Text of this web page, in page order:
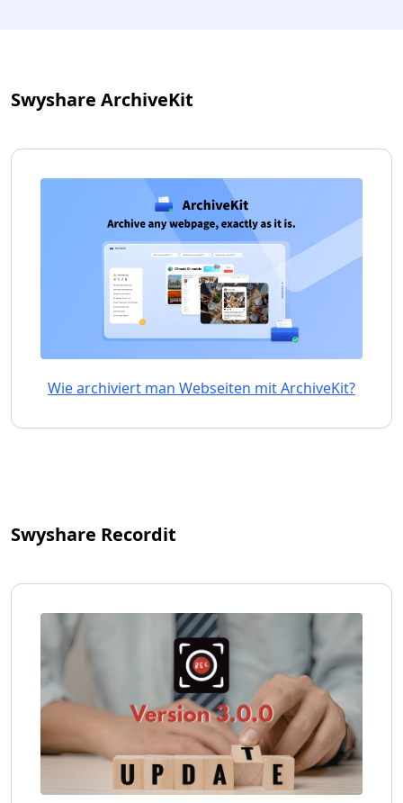
Swyshare ArchiveKit
Wie archiviert man Webseiten mit ArchiveKit?
Swyshare Recordit